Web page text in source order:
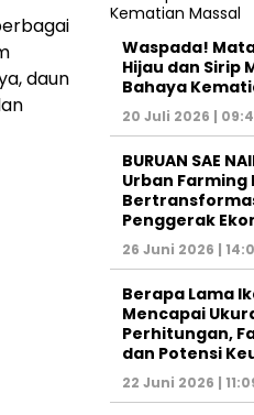
daun
Waspada!
Hijau dan Sirip
Bahaya
20 Juli 2026 |
BURUAN SAE
Urban
Penggerak
26 Juni 2026 |
Berapa Lama
Mencapai
Perhitungan,
dan Potensi
22 Juni 2026 |